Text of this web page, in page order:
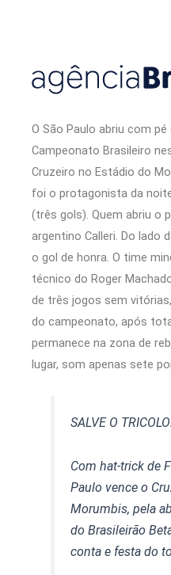
O São Paulo abriu com
Campeonato Brasileiro
Cruzeiro no Estádio do
foi o protagonista da
(três gols). Quem abriu o
argentino Calleri. Do lado
o gol de honra. O time
técnico do Roger
de três jogos sem
do campeonato, após
permanece na zona de
lugar, som apenas sete
SALVE O
Com hat-trick de
Paulo vence o
Morumbis, pela
do Brasileirão
conta e festa do